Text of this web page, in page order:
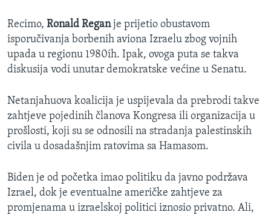
Recimo, Ronald Reganje prijetio obustavom
isporučivanja borbenih aviona Izraelu zbog vojnih
upada u regionu 1980ih. Ipak, ovoga puta se takva
diskusija vodi unutar demokratske većine u Senatu.
Netanjahuova koalicija je uspijevala da prebrodi takve
zahtjeve pojedinih članova Kongresa ili organizacija u
prošlosti, koji su se odnosili na stradanja palestinskih
civila u dosadašnjim ratovima sa Hamasom.
Biden je od početka imao politiku da javno podržava
Izrael, dok je eventualne američke zahtjeve za
promjenama u izraelskoj politici iznosio privatno. Ali,